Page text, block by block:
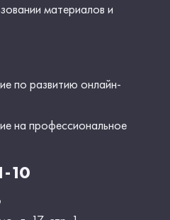
материалов и
по развитию онлайн-
на профессиональное
10